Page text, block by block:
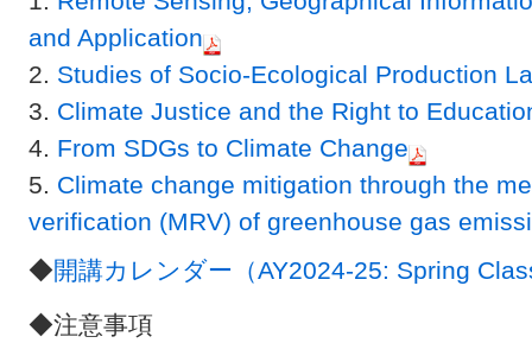
and Application
Studies of Socio-Ecological Production
Climate Justice and the Right to
From SDGs to Climate Change
Climate change mitigation through the
verification (MRV) of greenhouse gas
◆開講カレンダー（AY2024-25: Spring
◆注意事項